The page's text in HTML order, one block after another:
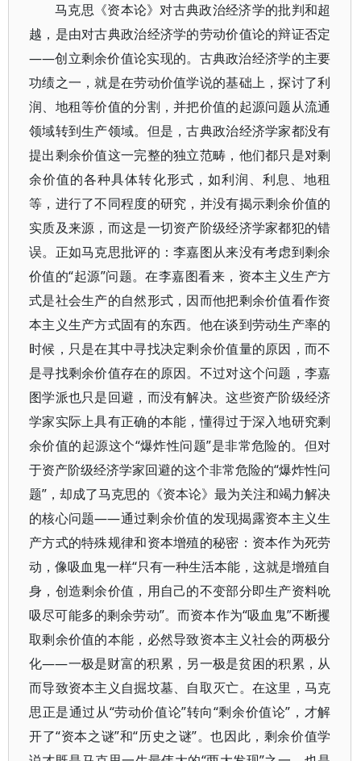
马克思《资本论》对古典政治经济学的批判和超
越，是由对古典政治经济学的劳动价值论的辩证否定
——创立剩余价值论实现的。古典政治经济学的主要
功绩之一，就是在劳动价值学说的基础上，探讨了利
润、地租等价值的分割，并把价值的起源问题从流通
领域转到生产领域。但是，古典政治经济学家都没有
提出剩余价值这一完整的独立范畴，他们都只是对剩
余价值的各种具体转化形式，如利润、利息、地租
等，进行了不同程度的研究，并没有揭示剩余价值的
实质及来源，而这是一切资产阶级经济学家都犯的错
误。正如马克思批评的：李嘉图从来没有考虑到剩余
价值的“起源”问题。在李嘉图看来，资本主义生产方
式是社会生产的自然形式，因而他把剩余价值看作资
本主义生产方式固有的东西。他在谈到劳动生产率的
时候，只是在其中寻找决定剩余价值量的原因，而不
是寻找剩余价值存在的原因。不过对这个问题，李嘉
图学派也只是回避，而没有解决。这些资产阶级经济
学家实际上具有正确的本能，懂得过于深入地研究剩
余价值的起源这个“爆炸性问题”是非常危险的。但对
于资产阶级经济学家回避的这个非常危险的“爆炸性问
题”，却成了马克思的《资本论》最为关注和竭力解决
的核心问题——通过剩余价值的发现揭露资本主义生
产方式的特殊规律和资本增殖的秘密：资本作为死劳
动，像吸血鬼一样“只有一种生活本能，这就是增殖自
身，创造剩余价值，用自己的不变部分即生产资料吮
吸尽可能多的剩余劳动”。而资本作为“吸血鬼”不断攫
取剩余价值的本能，必然导致资本主义社会的两极分
化——一极是财富的积累，另一极是贫困的积累，从
而导致资本主义自掘坟墓、自取灭亡。在这里，马克
思正是通过从“劳动价值论”转向“剩余价值论”，才解
开了“资本之谜”和“历史之谜”。也因此，剩余价值学